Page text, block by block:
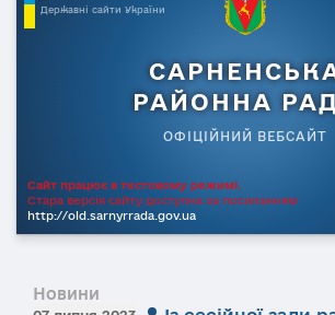
Державні сайти України
РАЙОННА
ОФІЦІЙНИЙ ВЕБСАЙТ
Сайт працює в тестовому режимі.
Стара версія сайту доступна за посиланням
http://old.sarnyrrada.gov.ua
Новини